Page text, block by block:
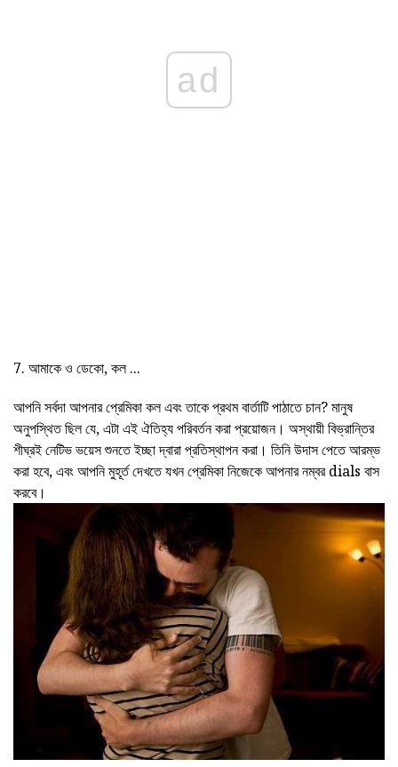
ad
7. আমাকে ও ডেকো, কল ...
আপনি সর্বদা আপনার প্রেমিকা কল এবং তাকে প্রথম বার্তাটি পাঠাতে চান? মানুষ
অনুপস্থিত ছিল যে, এটা এই ঐতিহ্য পরিবর্তন করা প্রয়োজন। অস্থায়ী বিভ্রান্তির
শীঘ্রই নেটিভ ভয়েস শুনতে ইচ্ছা দ্বারা প্রতিস্থাপন করা। তিনি উদাস পেতে আরম্ভ
করা হবে, এবং আপনি মুহূর্ত দেখতে যখন প্রেমিকা নিজেকে আপনার নম্বর dials বাস
করবে।